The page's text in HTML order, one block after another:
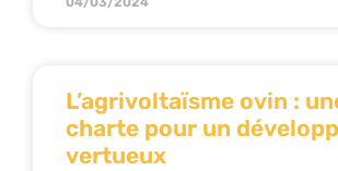
L’agrivoltaïsme ovin :
charte pour un
vertueux